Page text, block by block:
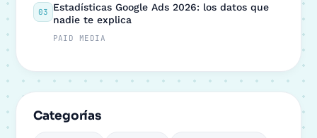
03 Estadísticas Google Ads 2026: los datos que
nadie te explica
PAID MEDIA
Categorías